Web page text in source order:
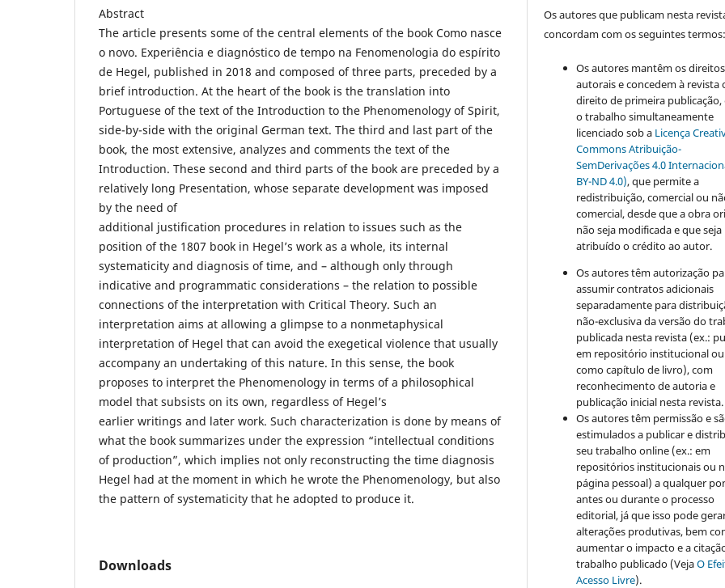
Abstract
The article presents some of the central elements of the book Como nasce
o novo. Experiência e diagnóstico de tempo na Fenomenologia do espírito
de Hegel, published in 2018 and composed of three parts, preceded by a
brief introduction. At the heart of the book is the translation into
Portuguese of the text of the Introduction to the Phenomenology of Spirit,
side-by-side with the original German text. The third and last part of the
book, the most extensive, analyzes and comments the text of the
Introduction. These second and third parts of the book are preceded by a
relatively long Presentation, whose separate development was imposed
by the need of
additional justification procedures in relation to issues such as the
position of the 1807 book in Hegel’s work as a whole, its internal
systematicity and diagnosis of time, and – although only through
indicative and programmatic considerations – the relation to possible
connections of the interpretation with Critical Theory. Such an
interpretation aims at allowing a glimpse to a nonmetaphysical
interpretation of Hegel that can avoid the exegetical violence that usually
accompany an undertaking of this nature. In this sense, the book
proposes to interpret the Phenomenology in terms of a philosophical
model that subsists on its own, regardless of Hegel’s
earlier writings and later work. Such characterization is done by means of
what the book summarizes under the expression “intellectual conditions
of production”, which implies not only reconstructing the time diagnosis
Hegel had at the moment in which he wrote the Phenomenology, but also
the pattern of systematicity that he adopted to produce it.
Downloads
Os autores que publicam nesta
concordam com os seguintes termos:
Os autores mantêm os direitos
autorais e concedem à revista
direito de primeira publicação,
o trabalho simultaneamente
licenciado sob a Licença
Commons Atribuição-
SemDerivações 4.0
BY-ND 4.0), que permite a
redistribuição, comercial ou
comercial, desde que a obra
não seja modificada e que seja
atribuído o crédito ao autor.
Os autores têm autorização
assumir contratos adicionais
separadamente para
não-exclusiva da versão do
publicada nesta revista (ex.:
em repositório institucional ou
como capítulo de livro), com
reconhecimento de autoria e
publicação inicial nesta revista.
Os autores têm permissão e
estimulados a publicar e
seu trabalho online (ex.: em
repositórios institucionais ou
página pessoal) a qualquer
antes ou durante o processo
editorial, já que isso pode
alterações produtivas, bem
aumentar o impacto e a
trabalho publicado (VejaO
Acesso Livre).